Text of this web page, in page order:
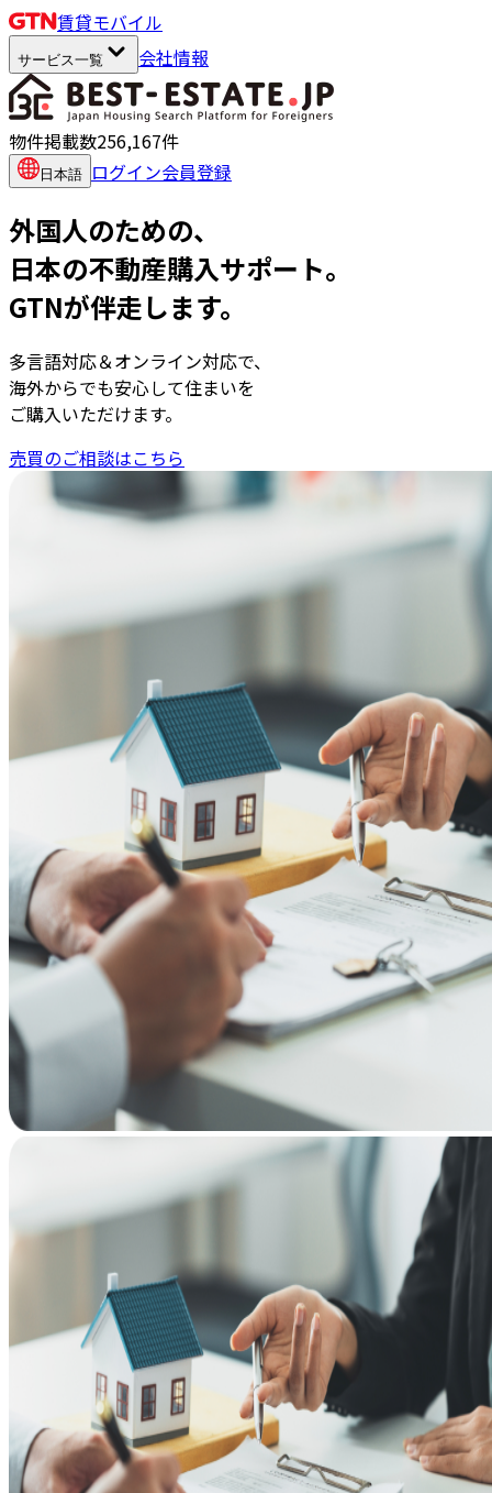
賃貸モバイル
サービス一覧 会社情報
物件掲載数256,167件
日本語 ログイン会員登録
外国人のための、
日本の不動産購入サポート。
GTNが伴走します。
多言語対応＆オンライン対応で、
海外からでも安心して住まいを
ご購入いただけます。
売買のご相談はこちら